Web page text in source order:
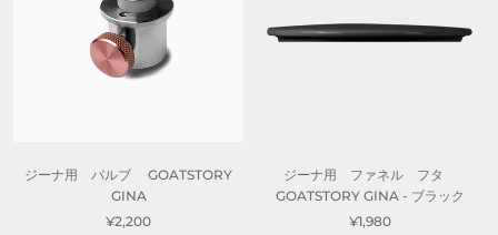
ジーナ用 バルブ GOATSTORY
GINA
¥2,200
ジーナ用 ファネル フタ
GOATSTORY GINA - ブラック
¥1,980